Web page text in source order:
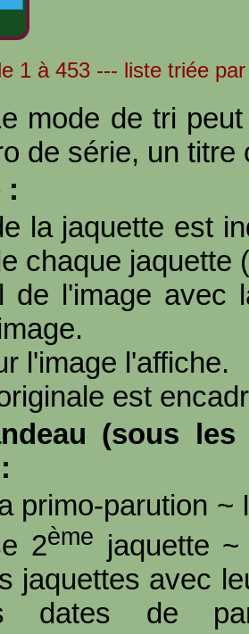
1 à 453 --- liste triée
mode de tri
de série, un titre
:
la jaquette est
chaque jaquette (
de l'image avec
l'image l'affiche.
est
(sous
primo-parution ~
2ème jaquette
jaquettes avec
dates de